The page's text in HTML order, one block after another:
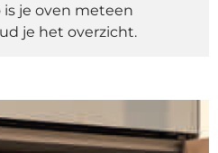
is je oven meteen
je het overzicht.